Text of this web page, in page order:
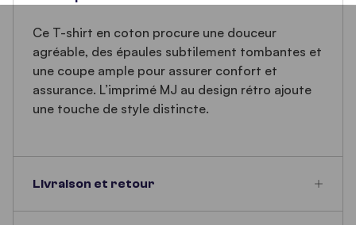
Ce T-shirt en coton procure une douceur
agréable, des épaules subtilement tombantes et
une coupe ample pour assurer confort et
assurance. L’imprimé MJ au design rétro ajoute
une touche de style distincte.
Livraison et retour